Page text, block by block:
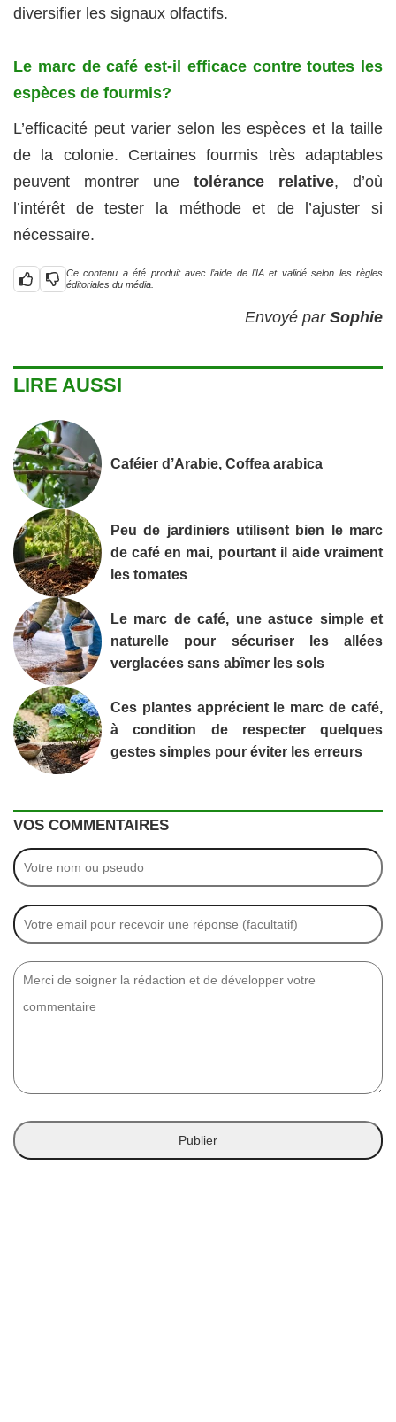
diversifier les signaux olfactifs.
Le marc de café est-il efficace contre toutes les
espèces de fourmis?
L’efficacité peut varier selon les espèces et la taille
de la colonie. Certaines fourmis très adaptables
peuvent montrer une tolérance relative, d’où
l’intérêt de tester la méthode et de l’ajuster si
nécessaire.
Ce contenu a été produit avec l’aide de l’IA et validé selon les règles
éditoriales du média.
Envoyé par Sophie
LIRE AUSSI
Caféier d’Arabie, Coffea arabica
Peu de jardiniers utilisent bien le marc
de café en mai, pourtant il aide vraiment
les tomates
Le marc de café, une astuce simple et
naturelle pour sécuriser les allées
verglacées sans abîmer les sols
Ces plantes apprécient le marc de café,
à condition de respecter quelques
gestes simples pour éviter les erreurs
VOS COMMENTAIRES